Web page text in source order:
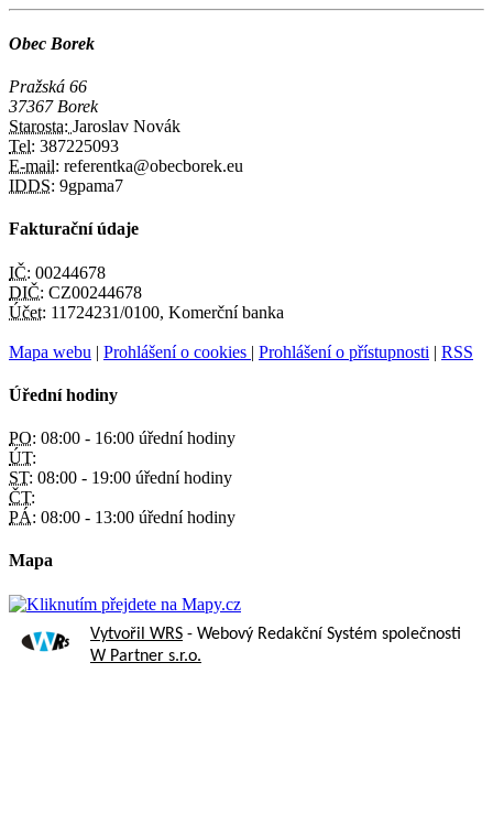
Obec Borek
Pražská 66
37367 Borek
Starosta: Jaroslav Novák
Tel: 387225093
E-mail: referentka@obecborek.eu
IDDS: 9gpama7
Fakturační údaje
IČ: 00244678
DIČ: CZ00244678
Účet: 11724231/0100, Komerční banka
Mapa webu | Prohlášení o cookies | Prohlášení o přístupnosti | RSS
Úřední hodiny
PO: 08:00 - 16:00 úřední hodiny
ÚT:
ST: 08:00 - 19:00 úřední hodiny
ČT:
PÁ: 08:00 - 13:00 úřední hodiny
Mapa
Vytvořil WRS - Webový Redakční Systém společnosti
W Partner s.r.o.